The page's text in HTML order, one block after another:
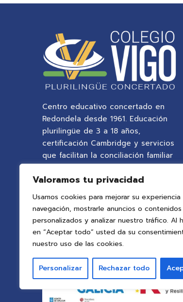
Valoramos tu privacidad
Usamos cookies para mejorar su
navegación, mostrarle anuncios o contenidos
personalizados y analizar nuestro tráfico. Al
en “Aceptar todo” usted da su
nuestro uso de las cookies.
Personalizar Rechazar todo
Centro educativo concertado en
Redondela desde 1961. Educación
plurilingüe de 3 a 18 años,
certificación Cambridge y servicios
que facilitan la conciliación familiar